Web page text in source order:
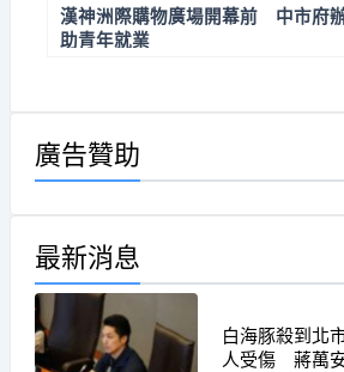
漢神洲際購物廣場開幕前 中市府
助青年就業
廣告贊助
最新消息
白海豚殺到北
人受傷 蔣萬